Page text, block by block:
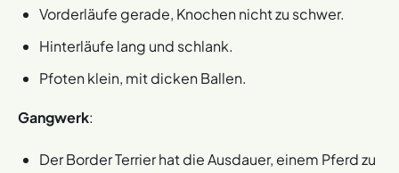
Vorderläufe gerade, Knochen nicht zu schwer.
Hinterläufe lang und schlank.
Pfoten klein, mit dicken Ballen.
Gangwerk:
Der Border Terrier hat die Ausdauer, einem Pferd zu